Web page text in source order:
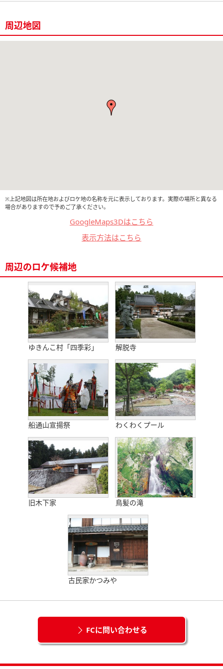
周辺地図
※上記地図は所在地およびロケ地の名称を元に表示しております。実際の場所と異なる
場合がありますので予めご了承ください。
GoogleMaps3Dはこちら
表示方法はこちら
周辺のロケ候補地
ゆきんこ村「四季彩」 解脱寺
船通山宣揚祭 わくわくプール
旧木下家 鳥髪の滝
古民家かつみや
FCに問い合わせる